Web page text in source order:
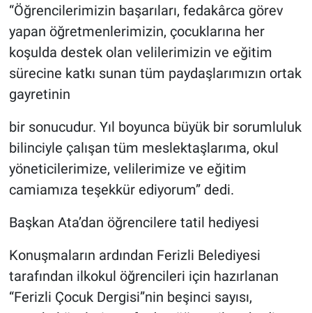
“Öğrencilerimizin başarıları, fedakârca görev
yapan öğretmenlerimizin, çocuklarına her
koşulda destek olan velilerimizin ve eğitim
sürecine katkı sunan tüm paydaşlarımızın ortak
gayretinin
bir sonucudur. Yıl boyunca büyük bir sorumluluk
bilinciyle çalışan tüm meslektaşlarıma, okul
yöneticilerimize, velilerimize ve eğitim
camiamıza teşekkür ediyorum” dedi.
Başkan Ata’dan öğrencilere tatil hediyesi
Konuşmaların ardından Ferizli Belediyesi
tarafından ilkokul öğrencileri için hazırlanan
“Ferizli Çocuk Dergisi”nin beşinci sayısı,